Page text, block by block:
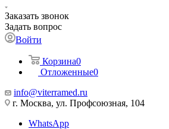
Заказать звонок
Задать вопрос
Войти
Корзина0
Отложенные0
info@viterramed.ru
г. Москва, ул. Профсоюзная, 104
WhatsApp